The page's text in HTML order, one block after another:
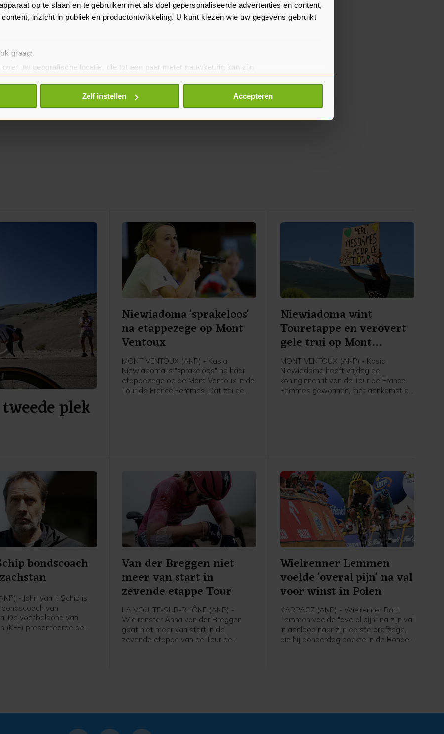
op te slaan en te gebruiken met als doel gepersonaliseerde advertenties en content,
inzicht in publiek en productontwikkeling. U kunt kiezen wie uw gegevens gebruikt
graag:
over uw geografische locatie, die tot een paar meter nauwkeurig kan zijn
door het actief te scannen op specifieke eigenschappen (fingerprinting)
gegevens worden verwerkt en stel uw voorkeuren in het
detailgedeelte
of intrekken in de Cookieverklaring.
Zelf instellen Accepteren
plek
Niewiadoma 'sprakeloos'
na etappezege op Mont
Ventoux
MONT VENTOUX (ANP) - Kasia
Niewiadoma is "sprakeloos" na haar
etappezege op de Mont Ventoux in de
Tour de France Femmes. Dat zei de
Niewiadoma wint
Touretappe en verovert
gele trui op Mont
Ventoux
MONT VENTOUX (ANP) - Kasia
Niewiadoma heeft vrijdag de
koninginnenrit van de Tour de France
Femmes gewonnen, met aankomst op
bondscoach
- John van 't Schip is
van
De voetbalbond van
(KFF) presenteerde de
Van der Breggen niet
meer van start in
zevende etappe Tour
LA VOULTE-SUR-RHÔNE (ANP) -
Wielrenster Anna van der Breggen
gaat niet meer van start in de
zevende etappe van de Tour de
Wielrenner Lemmen
voelde 'overal pijn' na val
voor winst in Polen
KARPACZ (ANP) - Wielrenner Bart
Lemmen voelde "overal pijn" na zijn val
in aanloop naar zijn eerste profzege,
die hij donderdag boekte in de Ronde